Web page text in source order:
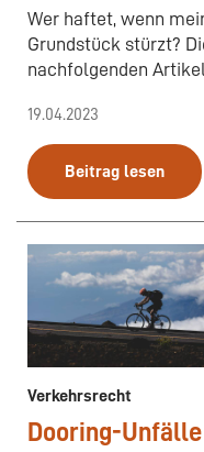
Wer haftet, wenn
Grundstück stürzt?
nachfolgenden Artikel
19.04.2023
Beitrag lesen
Verkehrsrecht
Dooring-